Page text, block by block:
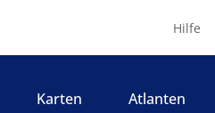
Hilfe
Karten Atlanten